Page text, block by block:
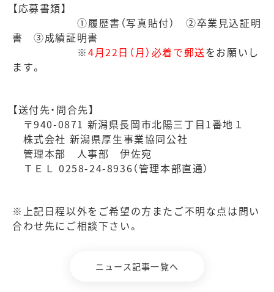
【応募書類】
①履歴書（写真貼付） ②卒業見込証明
書 ③成績証明書
※4月22日（月）必着で郵送をお願いし
ます。
【送付先・問合先】
〒940-0871 新潟県長岡市北陽三丁目1番地１
株式会社 新潟県厚生事業協同公社
管理本部 人事部 伊佐宛
ＴＥＬ 0258-24-8936（管理本部直通）
※上記日程以外をご希望の方またご不明な点は問い
合わせ先にご相談下さい。
ニュース記事一覧へ